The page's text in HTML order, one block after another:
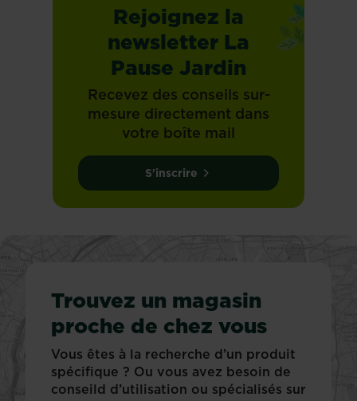
Rejoignez la
newsletter La
Pause Jardin
Recevez des conseils sur-
mesure directement dans
votre boîte mail
S'inscrire
Trouvez un magasin
proche de chez vous
Vous êtes à la recherche d’un produit
spécifique ? Ou vous avez besoin de
conseild d’utilisation ou spécialisés sur